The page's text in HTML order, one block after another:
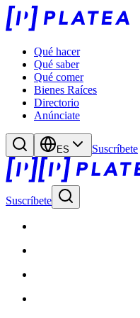
Qué hacer
Qué saber
Qué comer
Bienes Raíces
Directorio
Anúnciate
ES Suscríbete
Suscríbete